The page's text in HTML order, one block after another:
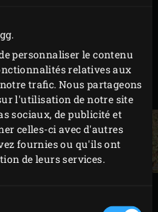
personnaliser le contenu
relatives aux
trafic. Nous partageons
l'utilisation de notre site
sociaux, de publicité et
celles-ci avec d'autres
fournies ou qu'ils ont
de leurs services.
et réduisez le tout en
Badigeonnez les
du mélange,
mariner au moins une